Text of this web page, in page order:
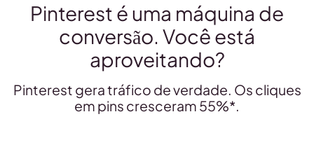
Pinterest é uma máquina de
conversão. Você está
aproveitando?
Pinterest gera tráfico de verdade. Os cliques
em pins cresceram 55%*.